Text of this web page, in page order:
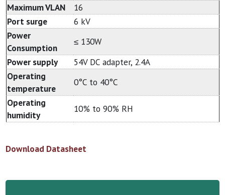
Maximum VLAN
16
Port surge
6 kV
Power
Consumption
≤ 130W
Power supply
54V DC adapter, 2.4A
Operating
temperature
0°C to 40°C
Operating
humidity
10% to 90% RH
Download Datasheet